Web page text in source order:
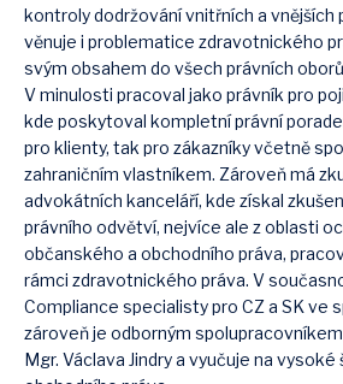
kontroly dodržování vnitřních a vnějších
věnuje i problematice zdravotnického
svým obsahem do všech právních
V minulosti pracoval jako právník pro
kde poskytoval kompletní právní
pro klienty, tak pro zákazníky včetně
zahraničním vlastníkem. Zároveň má
advokátních kanceláří, kde získal
právního odvětví, nejvíce ale z oblasti
občanského a obchodního práva,
rámci zdravotnického práva. V
Compliance specialisty pro CZ a SK ve
zároveň je odborným
Mgr. Václava Jindry a vyučuje na